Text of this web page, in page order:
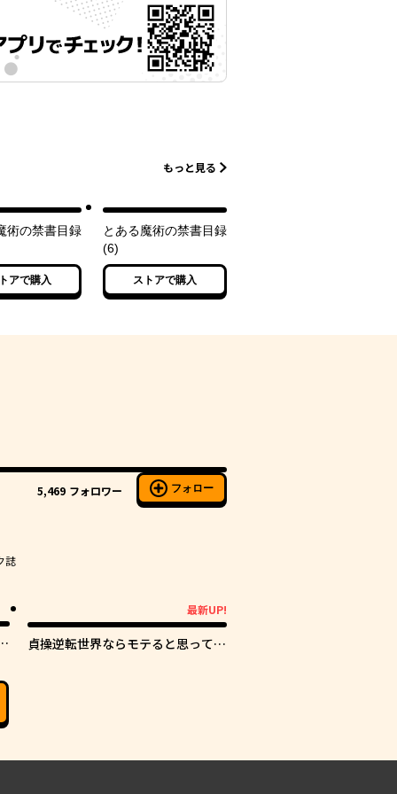
もっと見る
術の禁書目録
アで購入
とある魔術の禁書目録
(6)
ストアで購入
5,469 フォロワー フォロー
誌
最新UP!
貞操逆転世界ならモテると思ってい